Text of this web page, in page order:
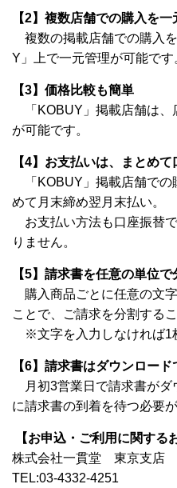
【2】複数店舗での購入を一
複数の掲載店舗での購入
Y」上で一元管理が可能です
【3】価格比較も簡単
「KOBUY」掲載店舗は、
が可能です。
【4】お支払いは、まとめて
「KOBUY」掲載店舗での
めて月末締め翌月末払い。
お支払い方法も口座振替
りません。
【5】請求書を任意の単位で
購入商品ごとに任意の文
ことで、ご請求を分割する
※文字を入力しなければ1
【6】請求書はダウンロード
月初3営業日で請求書がダ
に請求書の到着を待つ必要
【お申込・ご利用に関する
株式会社一貫堂 東京支店
TEL:03-4332-4251